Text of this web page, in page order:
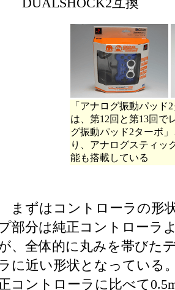
「アナログ振動パッド
は、第12回と第13回で
グ振動パッド2ターボ
り、アナログスティッ
能も搭載している
まずはコントローラの形
部分は純正コントローラ
、全体的に丸みを帯びた
に近い形状となっている
コントローラに比べて